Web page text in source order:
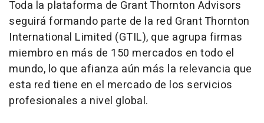
Toda la plataforma de Grant Thornton Advisors
seguirá formando parte de la red Grant Thornton
International Limited (GTIL), que agrupa firmas
miembro en más de 150 mercados en todo el
mundo, lo que afianza aún más la relevancia que
esta red tiene en el mercado de los servicios
profesionales a nivel global.